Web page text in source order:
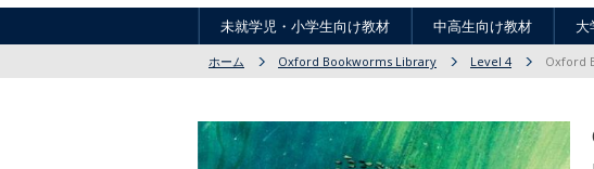
未就学児・小学生向け教材 中高生向け教材 大
ホーム Oxford Bookworms Library Level 4 Oxford